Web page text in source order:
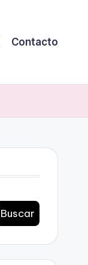
Contacto
Buscar